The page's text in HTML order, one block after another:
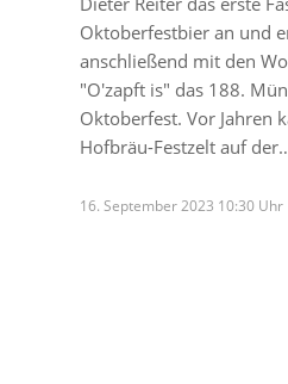
Oktoberfestbier an und
anschließend mit den
"O'zapft is" das 188.
Oktoberfest. Vor Jahren
Hofbräu-Festzelt auf
16. September 2023 10:30 Uhr